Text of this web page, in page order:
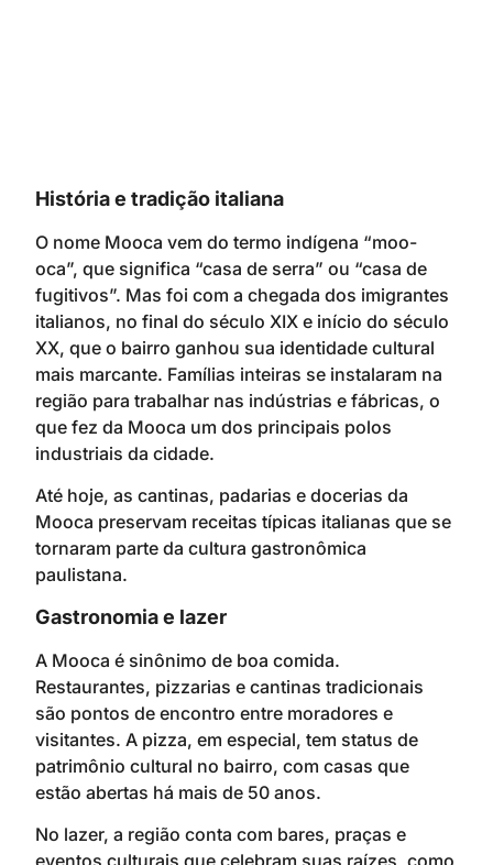
História e tradição italiana
O nome Mooca vem do termo indígena “moo-
oca”, que significa “casa de serra” ou “casa de
fugitivos”. Mas foi com a chegada dos imigrantes
italianos, no final do século XIX e início do século
XX, que o bairro ganhou sua identidade cultural
mais marcante. Famílias inteiras se instalaram na
região para trabalhar nas indústrias e fábricas, o
que fez da Mooca um dos principais polos
industriais da cidade.
Até hoje, as cantinas, padarias e docerias da
Mooca preservam receitas típicas italianas que se
tornaram parte da cultura gastronômica
paulistana.
Gastronomia e lazer
A Mooca é sinônimo de boa comida.
Restaurantes, pizzarias e cantinas tradicionais
são pontos de encontro entre moradores e
visitantes. A pizza, em especial, tem status de
patrimônio cultural no bairro, com casas que
estão abertas há mais de 50 anos.
No lazer, a região conta com bares, praças e